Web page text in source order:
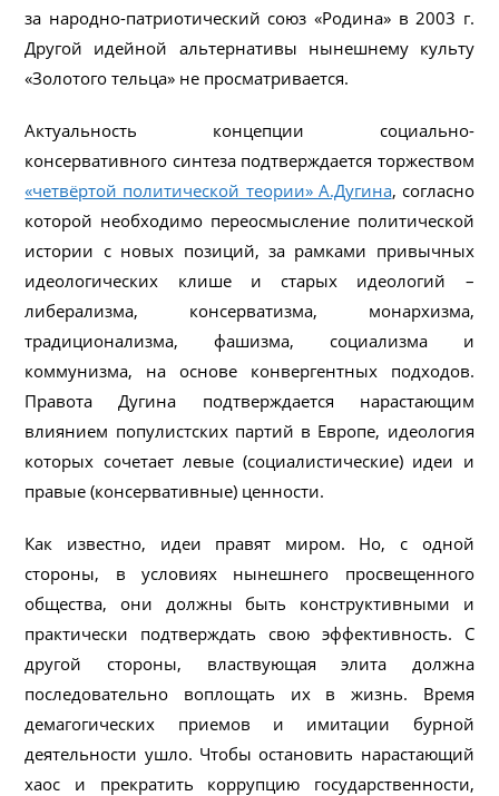
за народно-патриотический союз «Родина» в 2003 г.
Другой идейной альтернативы нынешнему культу
«Золотого тельца» не просматривается.
Актуальность концепции социально-
консервативного синтеза подтверждается торжеством
«четвёртой политической теории» А.Дугина, согласно
которой необходимо переосмысление политической
истории с новых позиций, за рамками привычных
идеологических клише и старых идеологий –
либерализма, консерватизма, монархизма,
традиционализма, фашизма, социализма и
коммунизма, на основе конвергентных подходов.
Правота Дугина подтверждается нарастающим
влиянием популистских партий в Европе, идеология
которых сочетает левые (социалистические) идеи и
правые (консервативные) ценности.
Как известно, идеи правят миром. Но, с одной
стороны, в условиях нынешнего просвещенного
общества, они должны быть конструктивными и
практически подтверждать свою эффективность. С
другой стороны, властвующая элита должна
последовательно воплощать их в жизнь. Время
демагогических приемов и имитации бурной
деятельности ушло. Чтобы остановить нарастающий
хаос и прекратить коррупцию государственности,